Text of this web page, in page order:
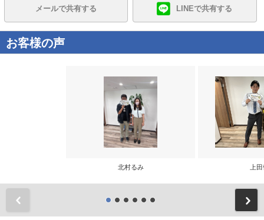
メールで共有する LINEで共有する
お客様の声
北村るみ 上